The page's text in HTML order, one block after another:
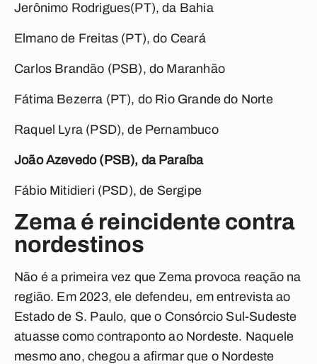
Jerônimo Rodrigues(PT), da Bahia
Elmano de Freitas (PT), do Ceará
Carlos Brandão (PSB), do Maranhão
Fátima Bezerra (PT), do Rio Grande do Norte
Raquel Lyra (PSD), de Pernambuco
João Azevedo (PSB), da Paraíba
Fábio Mitidieri (PSD), de Sergipe
Zema é reincidente contra
nordestinos
Não é a primeira vez que Zema provoca reação na
região. Em 2023, ele defendeu, em entrevista ao
Estado de S. Paulo, que o Consórcio Sul-Sudeste
atuasse como contraponto ao Nordeste. Naquele
mesmo ano, chegou a afirmar que o Nordeste